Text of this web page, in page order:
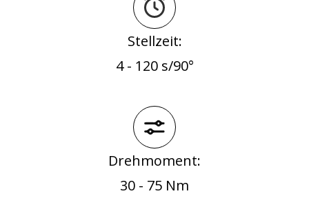
Stellzeit:
4 - 120 s/90°
Drehmoment:
30 - 75 Nm